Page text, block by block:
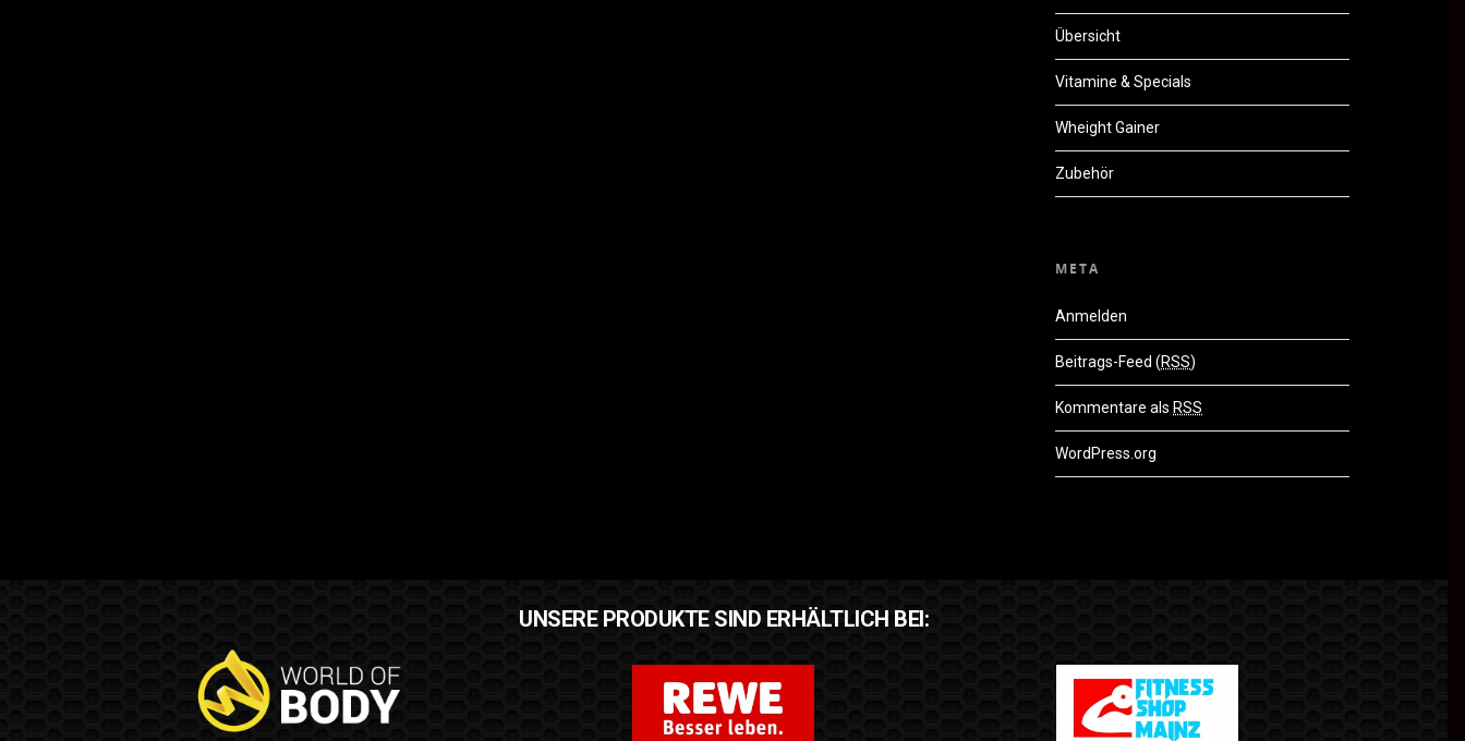
Übersicht
Vitamine & Specials
Wheight Gainer
Zubehör
META
Anmelden
Beitrags-Feed (RSS)
Kommentare als RSS
WordPress.org
UNSERE PRODUKTE SIND ERHÄLTLICH BEI: